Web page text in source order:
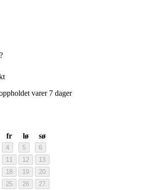
varer 7 dager
fr lø sø
4 5
6
11 12
13
18 19
20
25 26
27